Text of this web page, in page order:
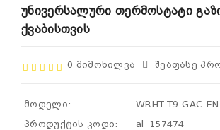
Უნივერსალური Თერმოსტატი
Ქვაბისთვის
0 Მიმოხილვა Შეაფასე
მოდელი:
WRHT-T9-GAC-EN
პროდუქტის კოდი:
al_157474